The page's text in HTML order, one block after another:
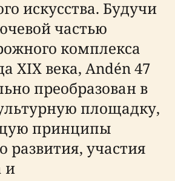
искусства. Будучи
частью
комплекса
XIX века, Andén 47
преобразован в
площадку,
принципы
развития, участия
и